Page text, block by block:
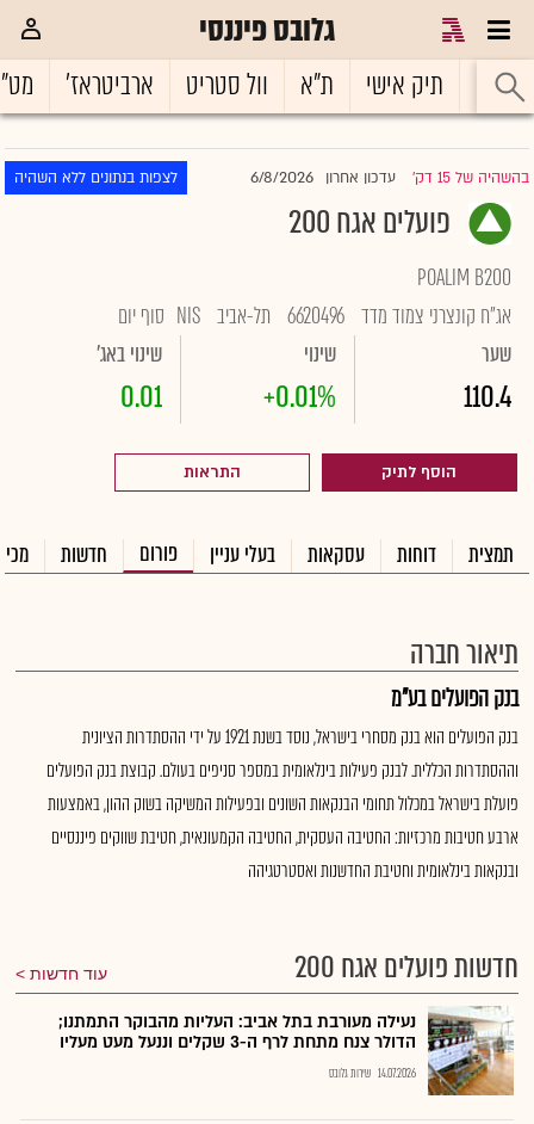
גלובס פיננסי
ראשי תיק אישי ת"א וול סטריט ארביטראז'
בהשהיה של 15 דק' |עדכון אחרון 6/8/2026 לצפות בנתונים ללא השהיה
פועלים אגח 200
POALIM B200
אג"ח קונצרני צמוד מדד 6620496 תל-אביב NIS סוף יום
שער
110.4
שינוי
+0.01%
שינוי באג'
0.01
הוסף לתיק התראות
תמצית דוחות עסקאות בעלי עניין פורום חדשות
תיאור חברה
בנק הפועלים בע"מ
בנק הפועלים הוא בנק מסחרי בישראל, נוסד בשנת 1921 על ידי ההסתדרות הציונית
וההסתדרות הכללית. לבנק פעילות בינלאומית במספר סניפים בעולם. קבוצת בנק הפועלים
פועלת בישראל במכלול תחומי הבנקאות השונים ובפעילות המשיקה בשוק ההון, באמצעות
ארבע חטיבות מרכזיות: החטיבה העסקית, החטיבה הקמעונאית, חטיבת שווקים פיננסיים
ובנקאות בינלאומית וחטיבת החדשנות ואסטרטגיהה
חדשות פועלים אגח 200 עוד חדשות
נעילה מעורבת בתל אביב: העליות מהבוקר התמתנו;
הדולר צנח מתחת לרף ה-3 שקלים וננעל מעט מעליו
14.07.2026 שירות גלובס